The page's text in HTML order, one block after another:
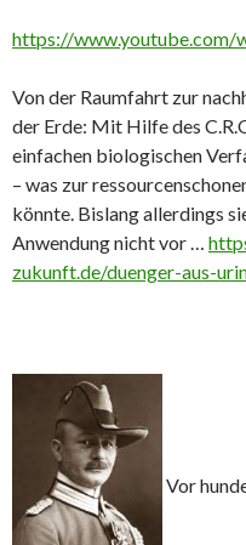
https://www.youtube.com/
Von der Raumfahrt zur
der Erde: Mit Hilfe des
einfachen biologischen
– was zur
könnte. Bislang allerdings
Anwendung nicht vor …
zukunft.de/duenger-aus-
Vor